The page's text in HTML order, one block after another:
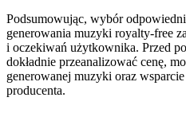
Podsumowując, wybór
generowania muzyki royalty-free
i oczekiwań użytkownika. Przed
dokładnie przeanalizować cenę,
generowanej muzyki oraz
producenta.